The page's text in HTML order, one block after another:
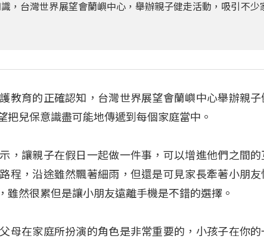
，台灣世界展望會蘭嶼中心，舉辦親子健走活動，吸引不少
教育的正確認知，台灣世界展望會蘭嶼中心舉辦親
把兒保意識盡可能地傳遞到每個家庭當中。
，讓親子在假日一起做一件事，可以增進他們之間
程，沿途雖然飄著細雨，但還是可見家長牽著小朋
雖然很累但是讓小朋友遠離手機是不錯的選擇。
母在家庭所扮演的角色是非常重要的，小孩子在你